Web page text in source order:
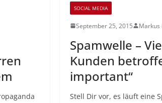
SOCIAL MEDIA
September 25, 2015 Markus
Spamwelle –
Kunden
important“
Stell Dir vor, es läuft eine